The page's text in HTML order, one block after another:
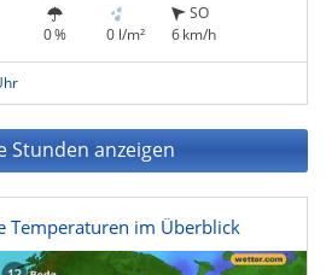
0 % 0 l/m²
SO
6 km/h
Stunden anzeigen
Temperaturen im Überblick